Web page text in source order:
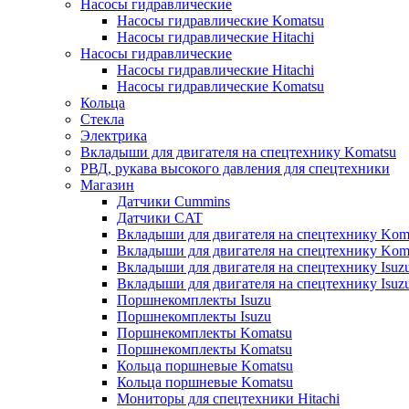
Насосы гидравлические
Насосы гидравлические Komatsu
Насосы гидравлические Hitachi
Насосы гидравлические
Насосы гидравлические Hitachi
Насосы гидравлические Komatsu
Кольца
Стекла
Электрика
Вкладыши для двигателя на спецтехнику Komatsu
РВД, рукава высокого давления для спецтехники
Магазин
Датчики Cummins
Датчики CAT
Вкладыши для двигателя на спецтехнику
Вкладыши для двигателя на спецтехнику
Вкладыши для двигателя на спецтехнику
Вкладыши для двигателя на спецтехнику
Поршнекомплекты Isuzu
Поршнекомплекты Isuzu
Поршнекомплекты Komatsu
Поршнекомплекты Komatsu
Кольца поршневые Komatsu
Кольца поршневые Komatsu
Мониторы для спецтехники Hitachi